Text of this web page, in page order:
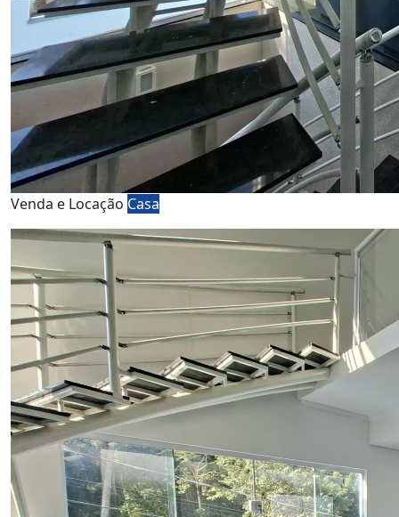
Venda e Locação Casa